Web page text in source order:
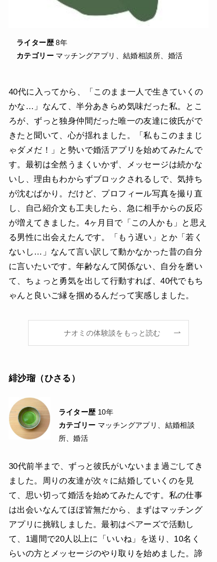
ライター歴8年
カテゴリー マッチングアプリ、結婚相談所、婚活
40代に入ってから、「このまま一人で生きていくの
かな…」なんて、半分あきらめ気味だった私。とこ
ろが、ずっと独身仲間だった唯一の友達に彼氏がで
きたと聞いて、心が揺れました。「私もこのままじ
ゃダメだ！」と勢いで婚活アプリを始めてみたんで
す。最初は全然うまくいかず、メッセージは続かな
いし、理由もわからずブロックされるしで、気持ち
が沈むばかり。だけど、プロフィール写真を撮り直
し、自己紹介文も工夫したら、急に相手からの反応
が増えてきました。4ヶ月目で「この人かも」と思え
る男性に出会えたんです。「もう遅い」とか「若く
ないし…」なんて言い訳して動かなかった昔の自分
に言いたいです。年齢なんて関係ない、自分を磨い
て、ちょっと勇気を出して行動すれば、40代でもち
ゃんと良いご縁を掴めるんだって実感しました。
ナオミの体験談をもっと読む
緋沙瑠（ひさる）
ライター歴10年
カテゴリー マッチングアプリ、結婚相談
所、婚活
30代前半まで、ずっと彼氏がいないまま過ごしてき
ました。周りの友達が次々に結婚していくのを見
て、思い切って婚活を始めてみたんです。私の仕事
は出会いなんてほぼ皆無だから、まずはマッチング
アプリに挑戦しました。最初はペアーズで活動し
て、1週間で20人以上に「いいね」を送り、10名く
らいの方とメッセージのやり取りを始めました。諦